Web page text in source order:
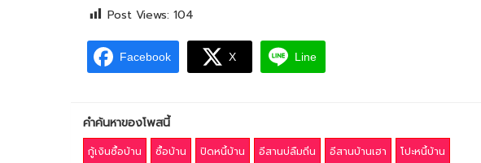
Post Views: 104
Facebook X Line
คำค้นหาของโพสนี้
กู้เงินซื้อบ้าน ซื้อบ้าน ปิดหนี้บ้าน อีสานบ่ลืมถิ่น อีสานบ้านเฮา โปะหนี้บ้าน